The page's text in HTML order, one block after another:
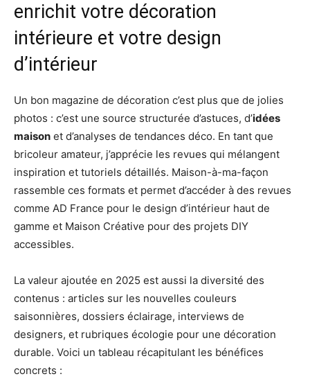
enrichit votre décoration
intérieure et votre design
d’intérieur
Un bon magazine de décoration c’est plus que de jolies
photos : c’est une source structurée d’astuces, d’idées
maison et d’analyses de tendances déco. En tant que
bricoleur amateur, j’apprécie les revues qui mélangent
inspiration et tutoriels détaillés. Maison-à-ma-façon
rassemble ces formats et permet d’accéder à des revues
comme AD France pour le design d’intérieur haut de
gamme et Maison Créative pour des projets DIY
accessibles.
La valeur ajoutée en 2025 est aussi la diversité des
contenus : articles sur les nouvelles couleurs
saisonnières, dossiers éclairage, interviews de
designers, et rubriques écologie pour une décoration
durable. Voici un tableau récapitulant les bénéfices
concrets :